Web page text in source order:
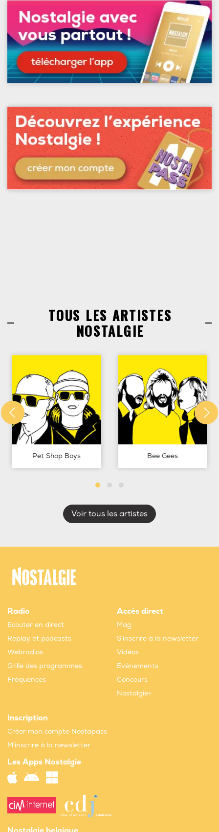
TOUS LES ARTISTES
NOSTALGIE
Pet Shop Boys Bee Gees
Voir tous les artistes
Radio
Ecouter en direct
Replay et podcasts
Webradios
Grille des programmes
Fréquences
Accès direct
Mag
S'inscrire à la newsletter
Vidéos
Evènements
Concours
Nostalgie+
Inscription
Créer mon compte Nostapass
M'inscrire à la newsletter
Les Apps Nostalgie